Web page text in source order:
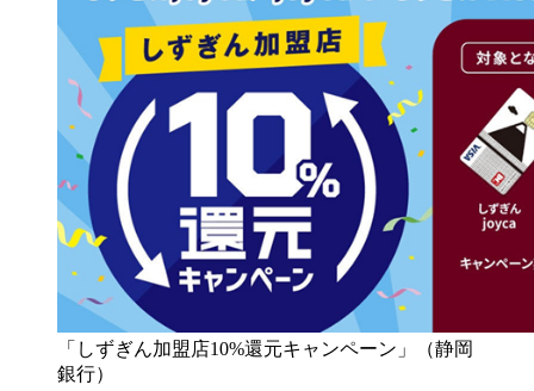
「しずぎん加盟店10%還元キャンペーン」（静岡
銀行）